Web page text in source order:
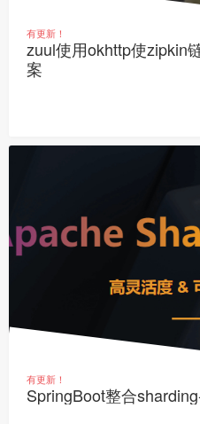
有更新！
zuul使用okhttp使zipkin
案
有更新！
SpringBoot整合